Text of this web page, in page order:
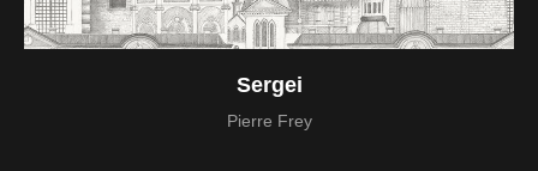
Sergei
Pierre Frey